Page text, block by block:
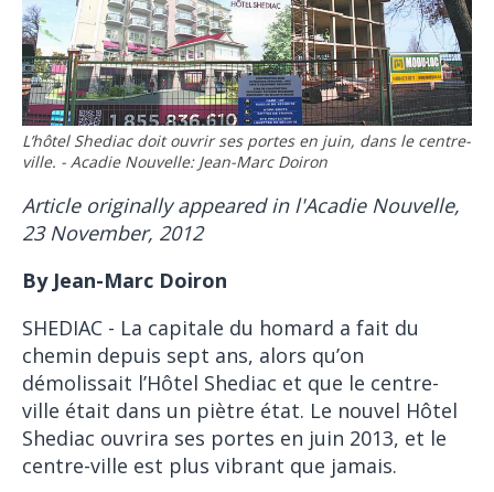
L’hôtel Shediac doit ouvrir ses portes en juin, dans le centre-
ville. - Acadie Nouvelle: Jean-Marc Doiron
Article originally appeared in l'Acadie Nouvelle,
23 November, 2012
By Jean-Marc Doiron
SHEDIAC - La capitale du homard a fait du
chemin depuis sept ans, alors qu’on
démolissait l’Hôtel Shediac et que le centre-
ville était dans un piètre état. Le nouvel Hôtel
Shediac ouvrira ses portes en juin 2013, et le
centre-ville est plus vibrant que jamais.